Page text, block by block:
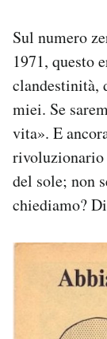
Sul numero
1971, questo
clandestinità,
miei. Se
vita». E
rivoluzionario
del sole; non
chiediamo?